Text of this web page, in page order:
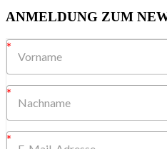
ANMELDUNG ZUM